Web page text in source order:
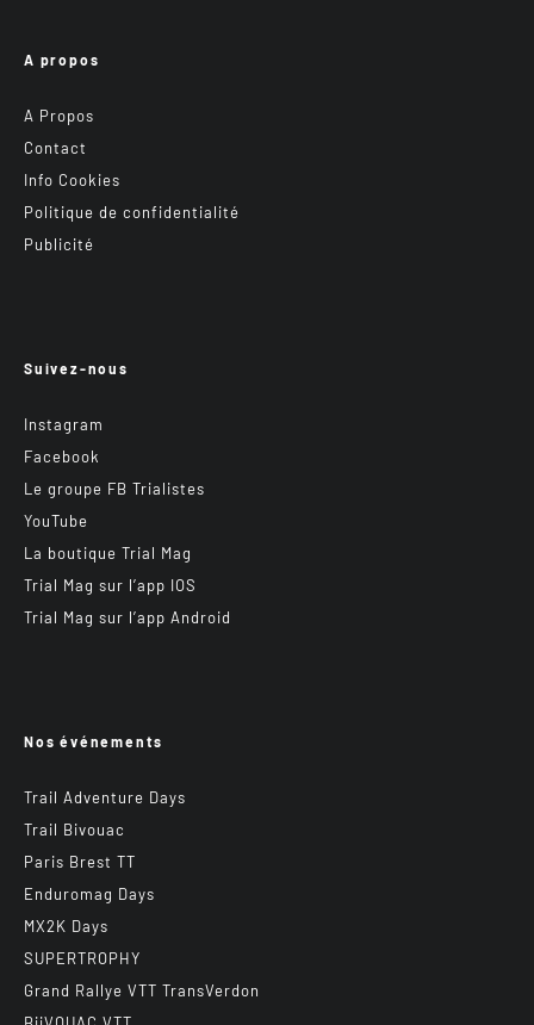
A propos
A Propos
Contact
Info Cookies
Politique de confidentialité
Publicité
Suivez-nous
Instagram
Facebook
Le groupe FB Trialistes
YouTube
La boutique Trial Mag
Trial Mag sur l’app IOS
Trial Mag sur l’app Android
Nos événements
Trail Adventure Days
Trail Bivouac
Paris Brest TT
Enduromag Days
MX2K Days
SUPERTROPHY
Grand Rallye VTT TransVerdon